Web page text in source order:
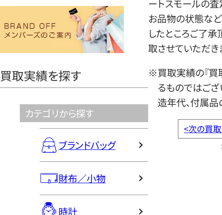
ヤ
買取実績を探す
カテゴリから探す
ブランドバッグ
財布／小物
時計
ートスモールの
お品物の状態など
したところご了
取させていただき
※買取実績の『買
るものではござ
造年代、付属品
<次の買